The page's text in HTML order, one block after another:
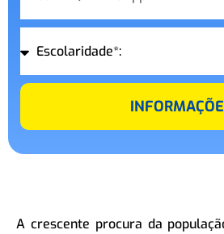
A crescente procura da